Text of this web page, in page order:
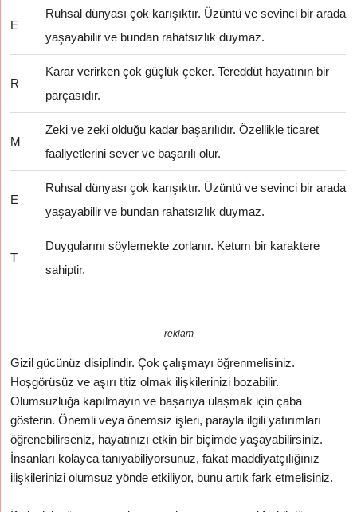
E
Ruhsal dünyası çok karışıktır. Üzüntü ve sevinci bir arada
yaşayabilir ve bundan rahatsızlık duymaz.
R
Karar verirken çok güçlük çeker. Tereddüt hayatının bir
parçasıdır.
M
Zeki ve zeki olduğu kadar başarılıdır. Özellikle ticaret
faaliyetlerini sever ve başarılı olur.
E
Ruhsal dünyası çok karışıktır. Üzüntü ve sevinci bir arada
yaşayabilir ve bundan rahatsızlık duymaz.
T
Duygularını söylemekte zorlanır. Ketum bir karaktere
sahiptir.
reklam
Gizil gücünüz disiplindir. Çok çalışmayı öğrenmelisiniz.
Hoşgörüsüz ve aşırı titiz olmak ilişkilerinizi bozabilir.
Olumsuzluğa kapılmayın ve başarıya ulaşmak için çaba
gösterin. Önemli veya önemsiz işleri, parayla ilgili yatırımları
öğrenebilirseniz, hayatınızı etkin bir biçimde yaşayabilirsiniz.
İnsanları kolayca tanıyabiliyorsunuz, fakat maddiyatçılığınız
ilişkilerinizi olumsuz yönde etkiliyor, bunu artık fark etmelisiniz.